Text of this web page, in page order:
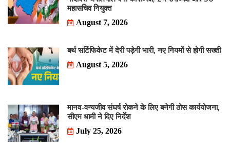
महासचिव नियुक्त
August 7, 2026
बर्थ सर्टिफिकेट में देरी पड़ेगी भारी, नए नियमों से होगी सख्ती
August 5, 2026
मानव-वन्यजीव संघर्ष रोकने के लिए बनेगी ठोस कार्ययोजना,
सीएम धामी ने दिए निर्देश
July 25, 2026